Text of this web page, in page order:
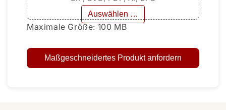
Auswählen …
Maximale Größe: 100 MB
Maßgeschneidertes Produkt anfordern